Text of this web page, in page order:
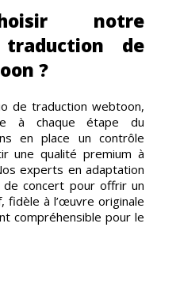
notre
de
?
de traduction webtoon,
à chaque étape du
en place un contrôle
une qualité premium à
experts en adaptation
concert pour offrir un
fidèle à l’œuvre originale
compréhensible pour le